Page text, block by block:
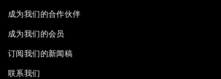
成为我们的合作伙伴
成为我们的会员
订阅我们的新闻稿
联系我们